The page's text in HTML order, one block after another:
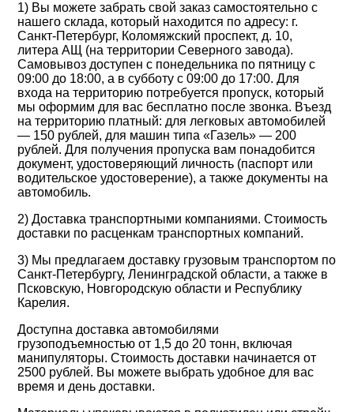
1) Вы можете забрать свой заказ самостоятельно с
нашего склада, который находится по адресу: г.
Санкт-Петербург, Коломяжский проспект, д. 10,
литера АЩ (на территории Северного завода).
Самовывоз доступен с понедельника по пятницу с
09:00 до 18:00, а в субботу с 09:00 до 17:00. Для
входа на территорию потребуется пропуск, который
мы оформим для вас бесплатно после звонка. Въезд
на территорию платный: для легковых автомобилей
— 150 рублей, для машин типа «Газель» — 200
рублей. Для получения пропуска вам понадобится
документ, удостоверяющий личность (паспорт или
водительское удостоверение), а также документы на
автомобиль.
2) Доставка транспортными компаниями. Стоимость
доставки по расценкам транспортных компаний.
3) Мы предлагаем доставку грузовым транспортом по
Санкт-Петербургу, Ленинградской области, а также в
Псковскую, Новгородскую области и Республику
Карелия.
Доступна доставка автомобилями
грузоподъемностью от 1,5 до 20 тонн, включая
манипуляторы. Стоимость доставки начинается от
2500 рублей. Вы можете выбрать удобное для вас
время и день доставки.